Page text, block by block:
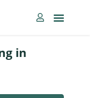
in